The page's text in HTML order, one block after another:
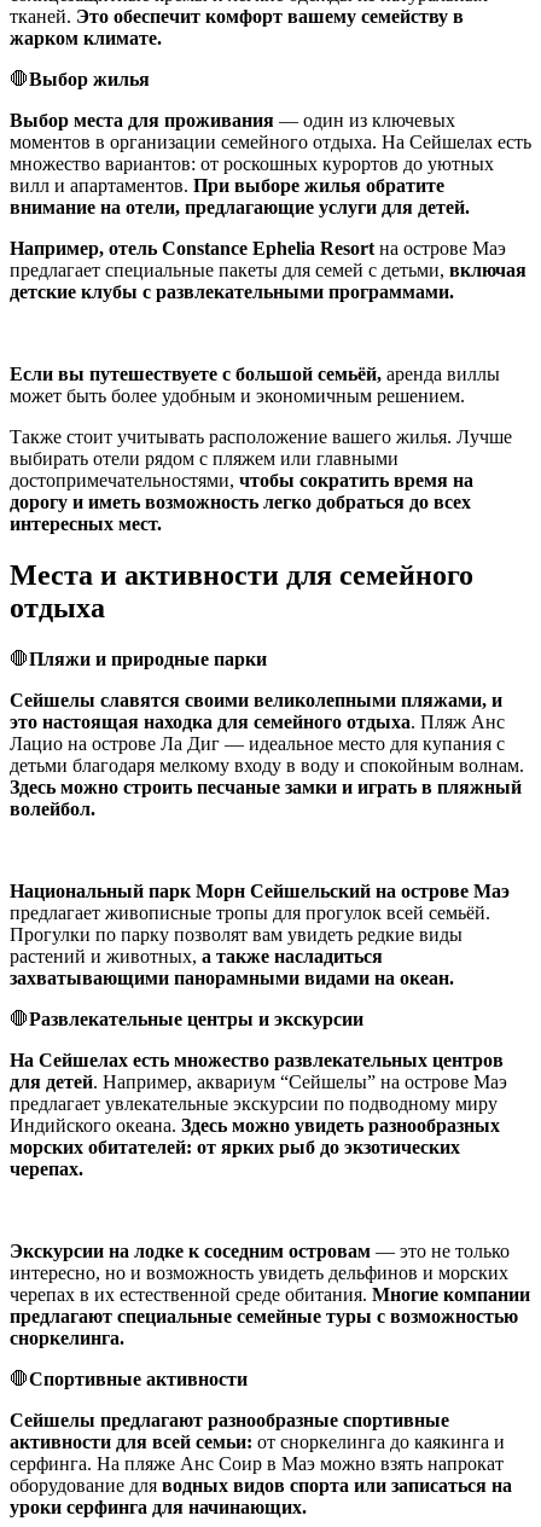
тканей. Это обеспечит комфорт вашему семейству в
жарком климате.
🛑Выбор жилья
Выбор места для проживания — один из ключевых
моментов в организации семейного отдыха. На Сейшелах есть
множество вариантов: от роскошных курортов до уютных
вилл и апартаментов. При выборе жилья обратите
внимание на отели, предлагающие услуги для детей.
Например, отель Constance Ephelia Resort на острове Маэ
предлагает специальные пакеты для семей с детьми, включая
детские клубы с развлекательными программами.
Если вы путешествуете с большой семьёй, аренда виллы
может быть более удобным и экономичным решением.
Также стоит учитывать расположение вашего жилья. Лучше
выбирать отели рядом с пляжем или главными
достопримечательностями, чтобы сократить время на
дорогу и иметь возможность легко добраться до всех
интересных мест.
Места и активности для семейного
отдыха
🛑Пляжи и природные парки
Сейшелы славятся своими великолепными пляжами, и
это настоящая находка для семейного отдыха. Пляж Анс
Лацио на острове Ла Диг — идеальное место для купания с
детьми благодаря мелкому входу в воду и спокойным волнам.
Здесь можно строить песчаные замки и играть в пляжный
волейбол.
Национальный парк Морн Сейшельский на острове Маэ
предлагает живописные тропы для прогулок всей семьёй.
Прогулки по парку позволят вам увидеть редкие виды
растений и животных, а также насладиться
захватывающими панорамными видами на океан.
🛑Развлекательные центры и экскурсии
На Сейшелах есть множество развлекательных центров
для детей. Например, аквариум “Сейшелы” на острове Маэ
предлагает увлекательные экскурсии по подводному миру
Индийского океана. Здесь можно увидеть разнообразных
морских обитателей: от ярких рыб до экзотических
черепах.
Экскурсии на лодке к соседним островам — это не только
интересно, но и возможность увидеть дельфинов и морских
черепах в их естественной среде обитания. Многие компании
предлагают специальные семейные туры с возможностью
сноркелинга.
🛑Спортивные активности
Сейшелы предлагают разнообразные спортивные
активности для всей семьи: от сноркелинга до каякинга и
серфинга. На пляже Анс Соир в Маэ можно взять напрокат
оборудование для водных видов спорта или записаться на
уроки серфинга для начинающих.